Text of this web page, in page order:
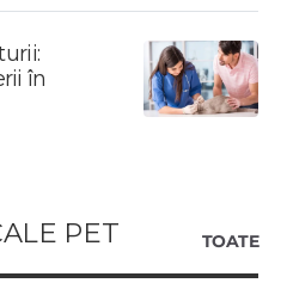
în
PET TOATE